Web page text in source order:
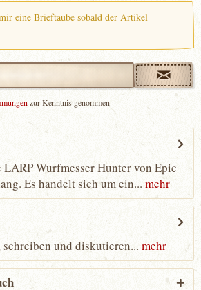
eine Brieftaube sobald der Artikel
zur Kenntnis genommen
Wurfmesser Hunter von Epic
Es handelt sich um ein...mehr
schreiben und diskutieren... mehr